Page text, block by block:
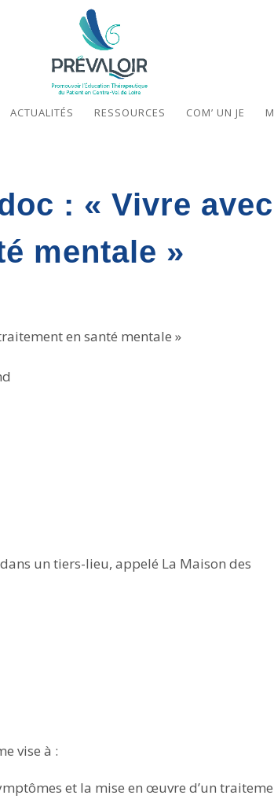
ACTUALITÉS RESSOURCES COM’ UN JE
: « Vivre avec
mentale »
en santé mentale »
un tiers-lieu, appelé La Maison des
vise à :
et la mise en œuvre d’un